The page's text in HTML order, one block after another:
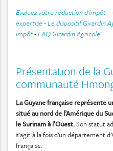
Evaluez votre réduction d'impôt-
expertise -Le dispositif Girardin
impôt-FAQ Girardin Agricole
Présentation de la
communauté
La Guyane française représente
situé au nord de l’Amérique du
le Surinam à l’Ouest.Son statut
s’agit à la fois d’un département
française.